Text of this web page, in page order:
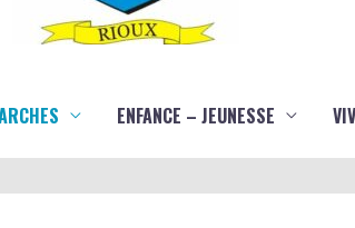
ENFANCE – JEUNESSE